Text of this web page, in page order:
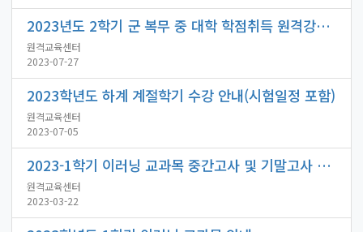
2023년도 2학기 군 복무 중 대학 학점취득 원격강좌 수강 안내
원격교육센터
2023-07-27
2023학년도 하계 계절학기 수강 안내(시험일정 포함)
원격교육센터
2023-07-05
2023-1학기 이러닝 교과목 중간고사 및 기말고사 일정 안내
원격교육센터
2023-03-22